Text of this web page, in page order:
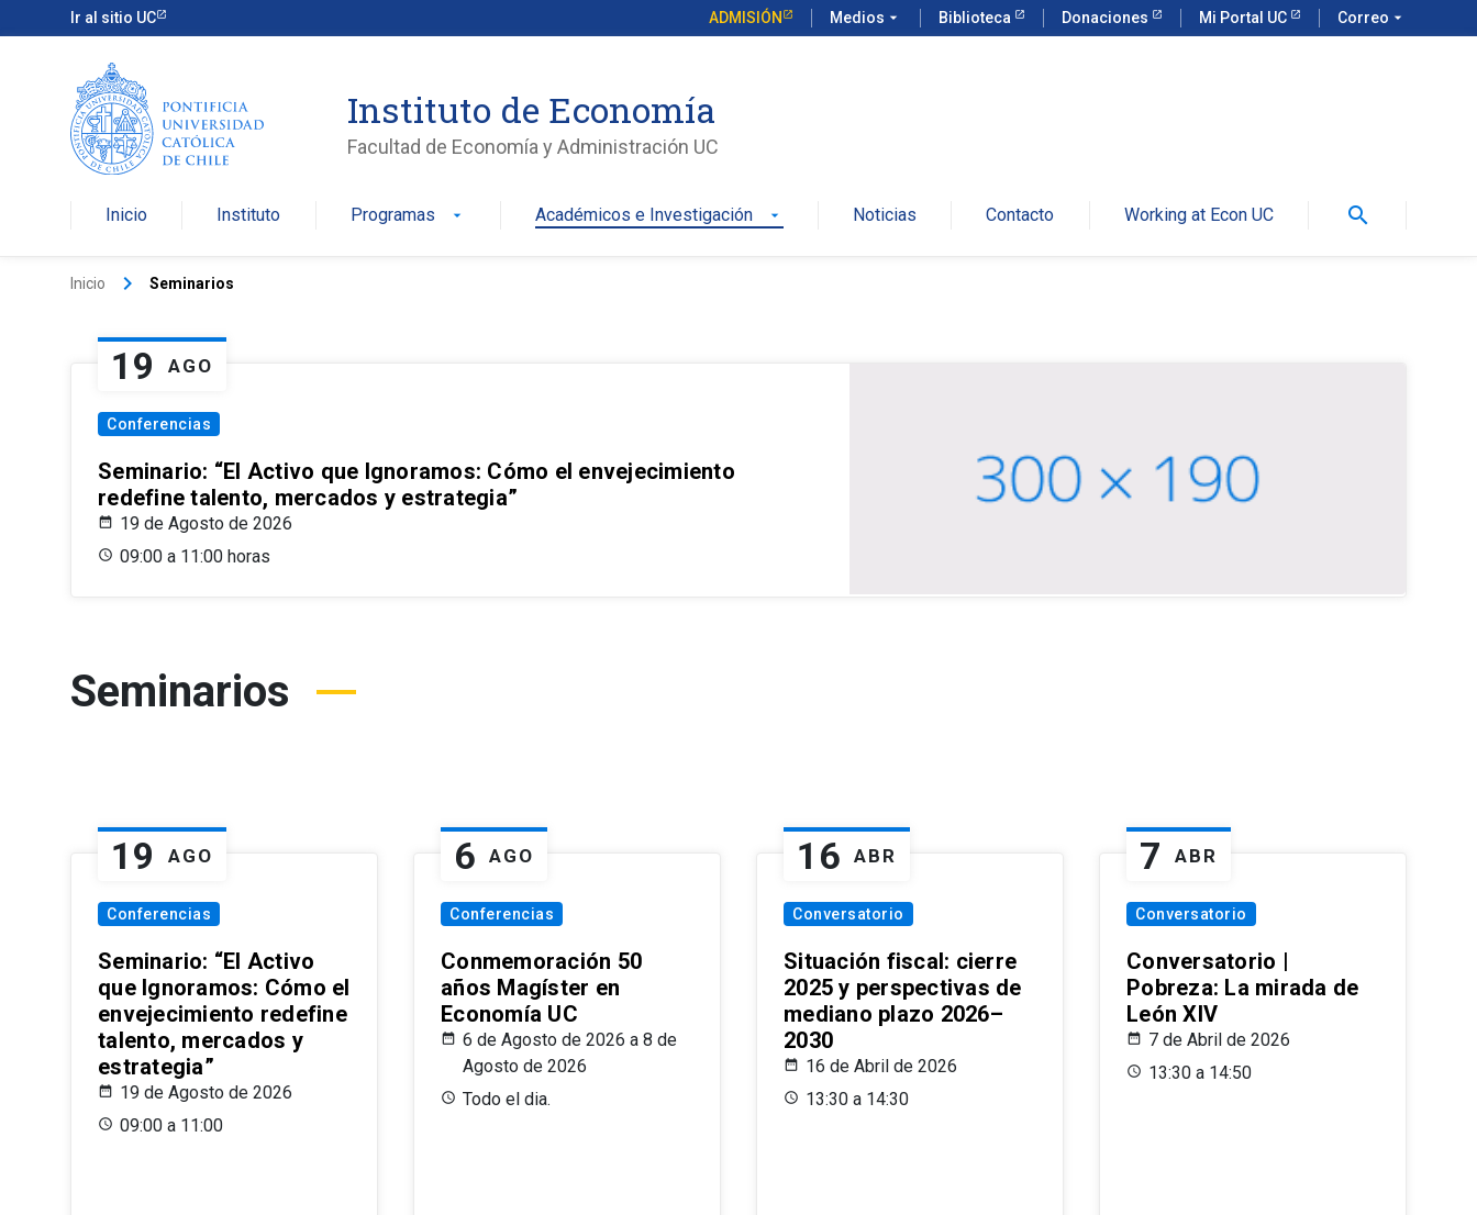
Ir al sitio UC ADMISIÓN Medios arrow_drop_down Biblioteca Donaciones Mi Portal UC Correo arrow_drop_down
Instituto de Economía
Facultad de Economía y Administración UC
Inicio Instituto Programas arrow_drop_down Académicos e Investigación arrow_drop_down Noticias Contacto Working at Econ UC search
Inicio keyboard_arrow_right Seminarios
19 AGO
Conferencias
Seminario: “El Activo que Ignoramos: Cómo el envejecimiento
redefine talento, mercados y estrategia”
19 de Agosto de 2026
09:00 a 11:00 horas
Seminarios
19 AGO
Conferencias
Seminario: “El Activo
que Ignoramos: Cómo el
envejecimiento redefine
talento, mercados y
estrategia”
19 de Agosto de 2026
09:00 a 11:00
6 AGO
Conferencias
Conmemoración 50
años Magíster en
Economía UC
6 de Agosto de 2026 a 8 de
Agosto de 2026
Todo el dia.
16 ABR
Conversatorio
Situación fiscal: cierre
2025 y perspectivas de
mediano plazo 2026–
2030
16 de Abril de 2026
13:30 a 14:30
7 ABR
Conversatorio
Conversatorio |
Pobreza: La mirada de
León XIV
7 de Abril de 2026
13:30 a 14:50